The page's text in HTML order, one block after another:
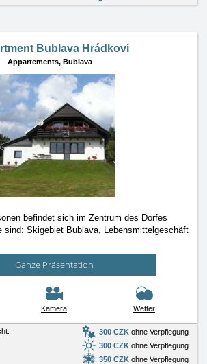
Bublava Hrádkovi
Appartements, Bublava
befindet sich im Zentrum des Dorfes
sind: Skigebiet Bublava, Lebensmittelgeschäft
Ganze Präsentation
Kamera Wetter
300 CZK ohne Verpflegung
300 CZK ohne Verpflegung
350 CZK ohne Verpflegung